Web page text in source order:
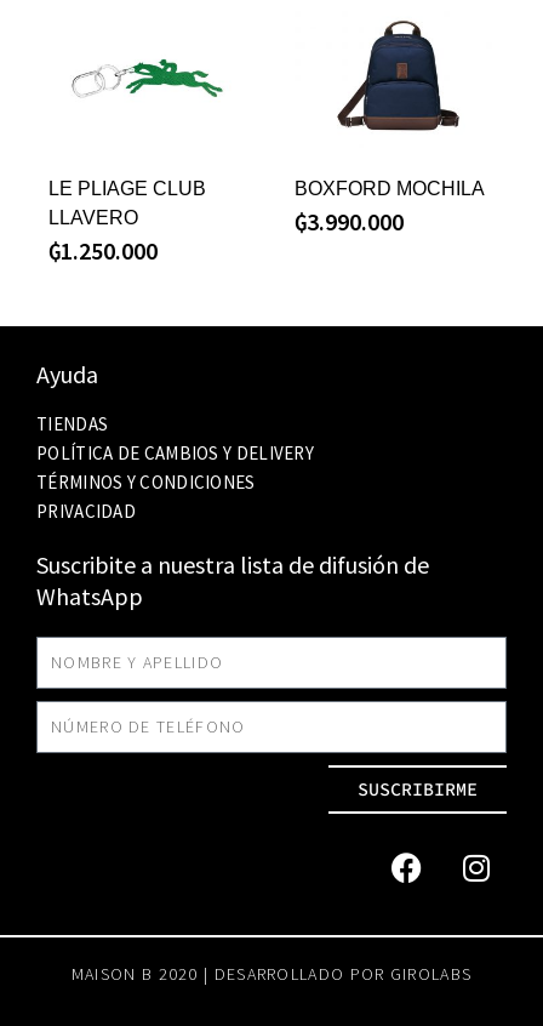
LE PLIAGE CLUB
LLAVERO
₲1.250.000
BOXFORD MOCHILA
₲3.990.000
Ayuda
TIENDAS
POLÍTICA DE CAMBIOS Y DELIVERY
TÉRMINOS Y CONDICIONES
PRIVACIDAD
Suscribite a nuestra lista de difusión de
WhatsApp
SUSCRIBIRME
MAISON B 2020 | DESARROLLADO POR GIROLABS